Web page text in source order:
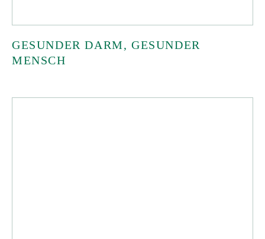
GESUNDER DARM, GESUNDER
MENSCH